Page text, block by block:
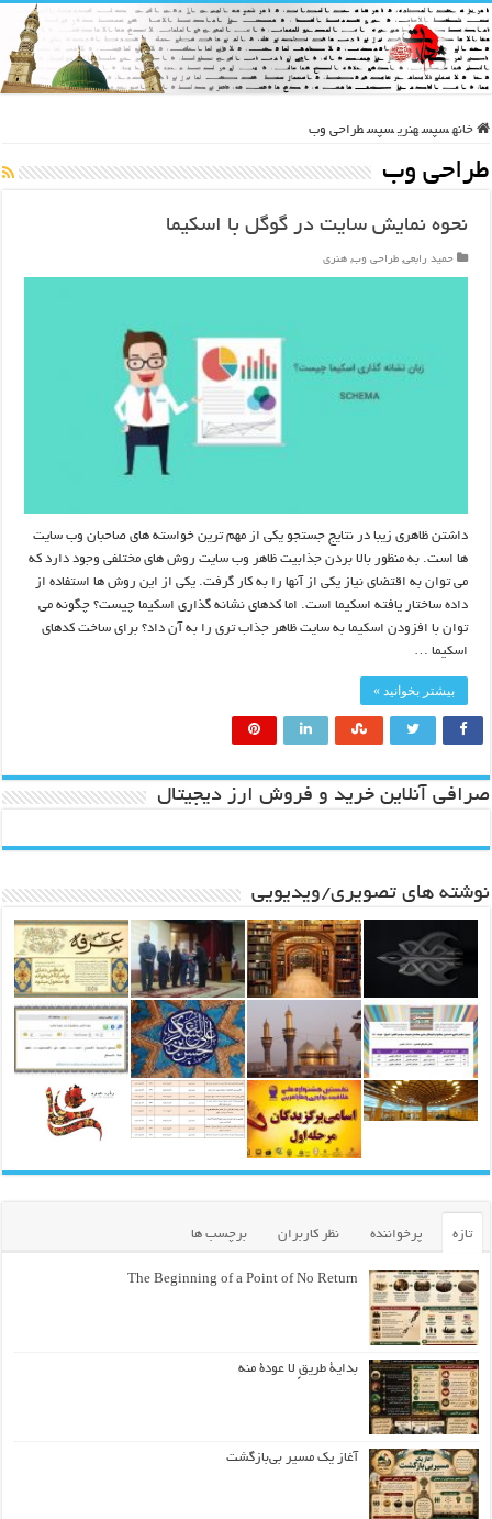
خانه سپس هنری سپس طراحی وب
طراحی وب
نحوه نمایش سایت در گوگل با اسکیما
حمید رابعی, طراحی وب, هنری
داشتن ظاهری زیبا در نتایج جستجو یکی از مهم ترین خواسته های صاحبان وب سایت
ها است. به منظور بالا بردن جذابیت ظاهر وب سایت روش های مختلفی وجود دارد که
می توان به اقتضای نیاز یکی از آنها را به کار گرفت. یکی از این روش ها استفاده از
داده ساختار یافته اسکیما است. اما کدهای نشانه گذاری اسکیما چیست؟ چگونه می
توان با افزودن اسکیما به سایت ظاهر جذاب تری را به آن داد؟ برای ساخت کدهای
اسکیما …
بیشتر بخوانید »
صرافی آنلاین خرید و فروش ارز دیجیتال
نوشته های تصویری/ویدیویی
تازه پرخواننده نظر کاربران برچسب ها
The Beginning of a Point of No Return
بداية طريقٍ لا عودة منه
آغاز یک مسیر بی‌بازگشت